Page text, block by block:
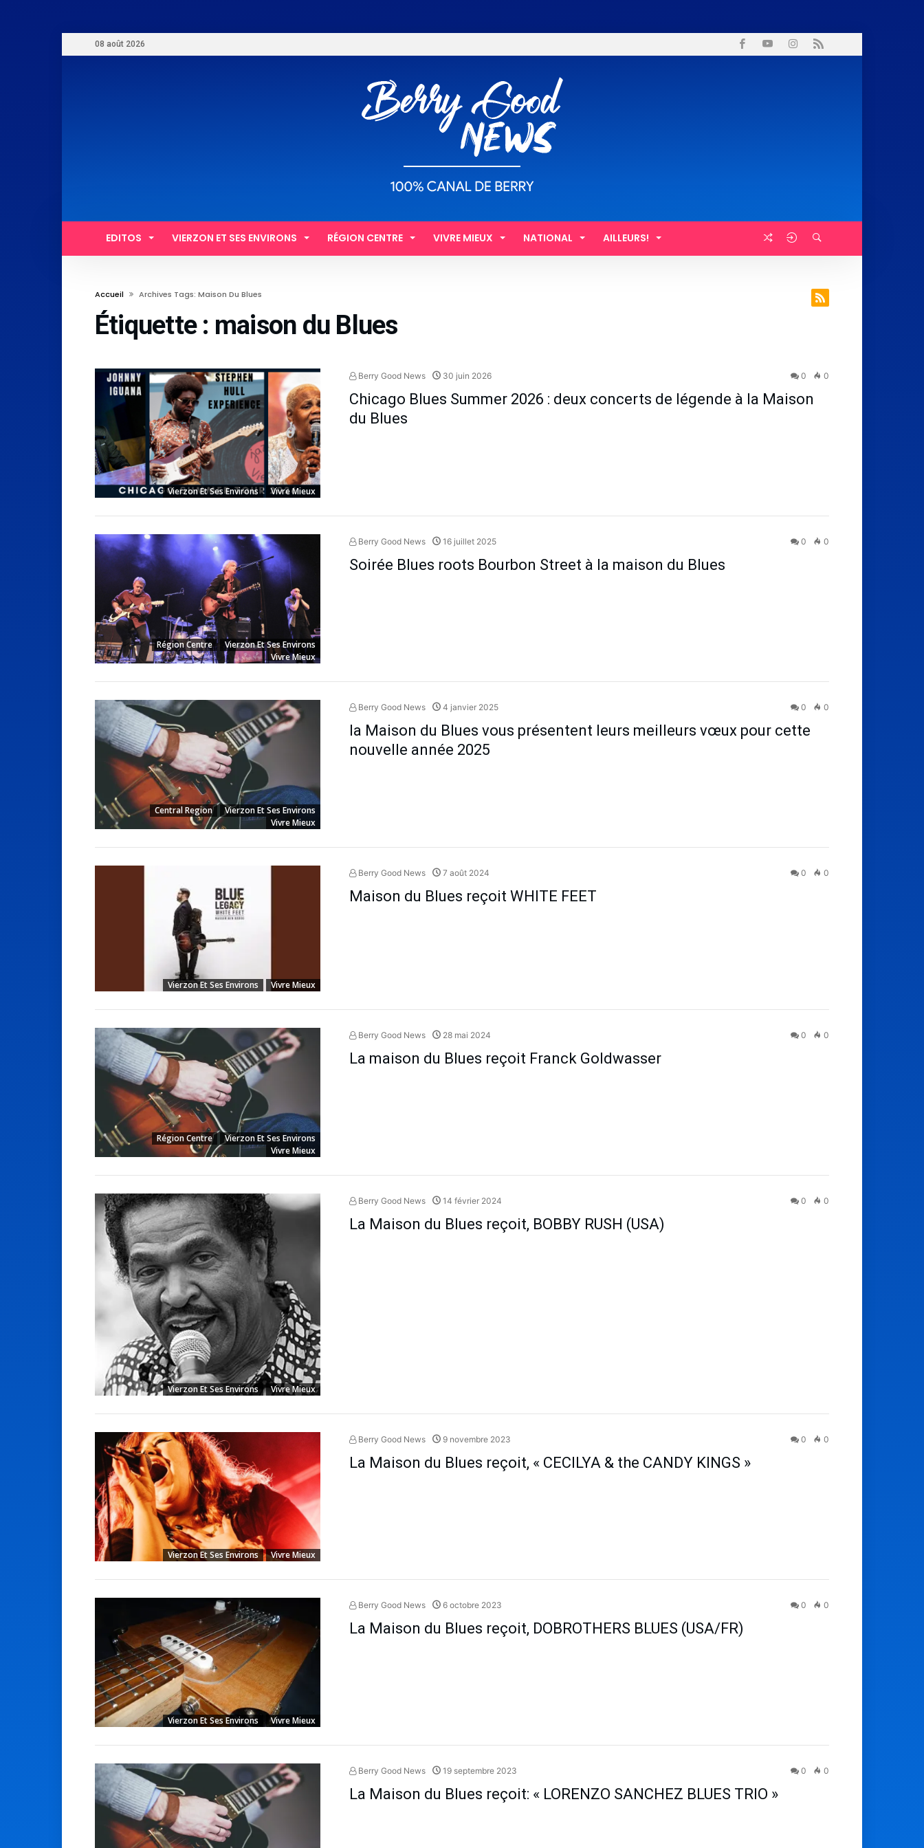
08 août 2026
EDITOS VIERZON ET SES ENVIRONS RÉGION CENTRE VIVRE MIEUX NATIONAL AILLEURS!
Accueil Archives Tags: Maison Du Blues
Étiquette : maison du Blues
Vierzon Et Ses Environs Vivre Mieux
Berry Good News 30 juin 2026 0 0
Chicago Blues Summer 2026 : deux concerts de légende à la Maison
du Blues
Région Centre
Vierzon Et Ses Environs
Vivre Mieux
Berry Good News 16 juillet 2025 0 0
Soirée Blues roots Bourbon Street à la maison du Blues
Central Region
Vierzon Et Ses Environs
Vivre Mieux
Berry Good News 4 janvier 2025 0 0
la Maison du Blues vous présentent leurs meilleurs vœux pour cette
nouvelle année 2025
Vierzon Et Ses Environs Vivre Mieux
Berry Good News 7 août 2024 0 0
Maison du Blues reçoit WHITE FEET
Région Centre
Vierzon Et Ses Environs
Vivre Mieux
Berry Good News 28 mai 2024 0 0
La maison du Blues reçoit Franck Goldwasser
Vierzon Et Ses Environs Vivre Mieux
Berry Good News 14 février 2024 0 0
La Maison du Blues reçoit, BOBBY RUSH (USA)
Vierzon Et Ses Environs Vivre Mieux
Berry Good News 9 novembre 2023 0 0
La Maison du Blues reçoit, « CECILYA & the CANDY KINGS »
Vierzon Et Ses Environs Vivre Mieux
Berry Good News 6 octobre 2023 0 0
La Maison du Blues reçoit, DOBROTHERS BLUES (USA/FR)
Berry Good News 19 septembre 2023 0 0
La Maison du Blues reçoit: « LORENZO SANCHEZ BLUES TRIO »